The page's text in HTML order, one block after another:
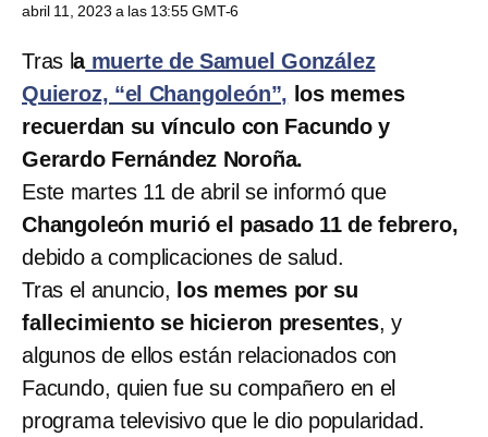
abril 11, 2023 a las 13:55 GMT-6
Tras lamuerte de Samuel González
Quieroz, “el Changoleón”, los memes
recuerdan su vínculo con Facundo y
Gerardo Fernández Noroña.
Este martes 11 de abril se informó que
Changoleón murió el pasado 11 de febrero,
debido a complicaciones de salud.
Tras el anuncio, los memes por su
fallecimiento se hicieron presentes, y
algunos de ellos están relacionados con
Facundo, quien fue su compañero en el
programa televisivo que le dio popularidad.